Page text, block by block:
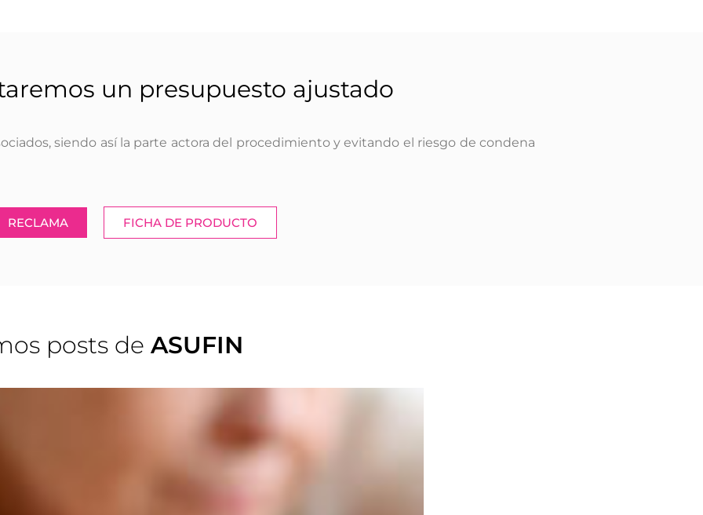
un presupuesto ajustado
siendo así la parte actora del procedimiento y evitando el riesgo de condena
RECLAMA FICHA DE PRODUCTO
posts de ASUFIN